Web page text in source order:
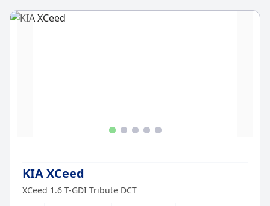
KIA XCeed
XCeed 1.6 T-GDI Tribute DCT